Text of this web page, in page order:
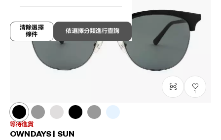
依選擇分類進行查詢
清除選擇
條件
1
等待進貨
OWNDAYS | SUN